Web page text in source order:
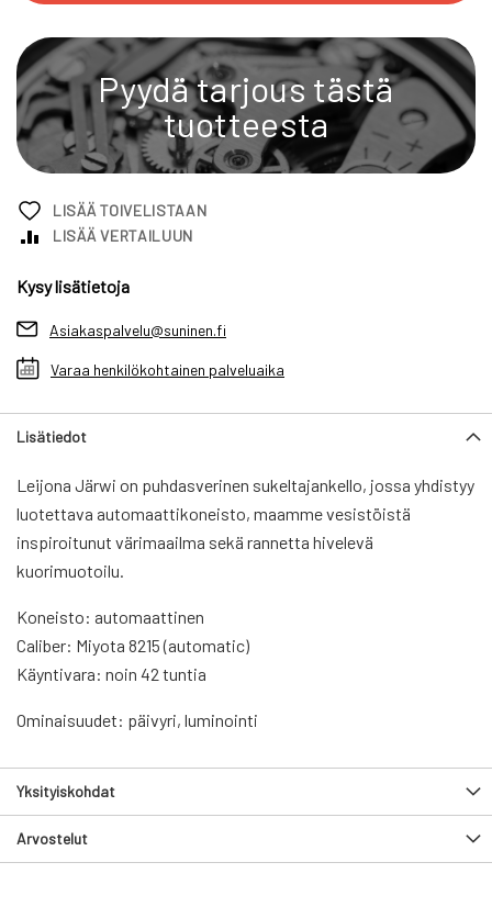
Pyydä tarjous tästä
tuotteesta
LISÄÄ TOIVELISTAAN
LISÄÄ VERTAILUUN
Kysy lisätietoja
Asiakaspalvelu@suninen.fi
Varaa henkilökohtainen palveluaika
Lisätiedot
Leijona Järwi on puhdasverinen sukeltajankello, jossa yhdistyy
luotettava automaattikoneisto, maamme vesistöistä
inspiroitunut värimaailma sekä rannetta hivelevä
kuorimuotoilu.
Koneisto: automaattinen
Caliber: Miyota 8215 (automatic)
Käyntivara: noin 42 tuntia
Ominaisuudet: päivyri, luminointi
Yksityiskohdat
Arvostelut